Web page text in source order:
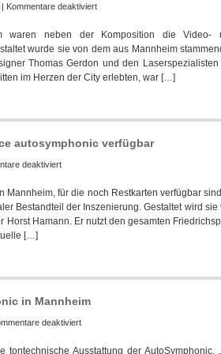
| Kommentare deaktiviertfür
Spektakel
in
Mannheim
zum
waren neben der Komposition die Video-
wurde sie von dem aus Mannheim
Thomas Gerdon und den Laserspezialisten
im Herzen der City erlebten, war […]
autosymphonic verfügbar
deaktiviertfür
für
Mannheimer
Multimedia-
Mannheim, für die noch Restkarten verfügbar
Bestandteil der Inszenierung. Gestaltet wird sie
Hamann. Er nutzt den gesamten
[…]
in Mannheim
deaktiviertfür
ist
Ausstattung der AutoSymphonic.